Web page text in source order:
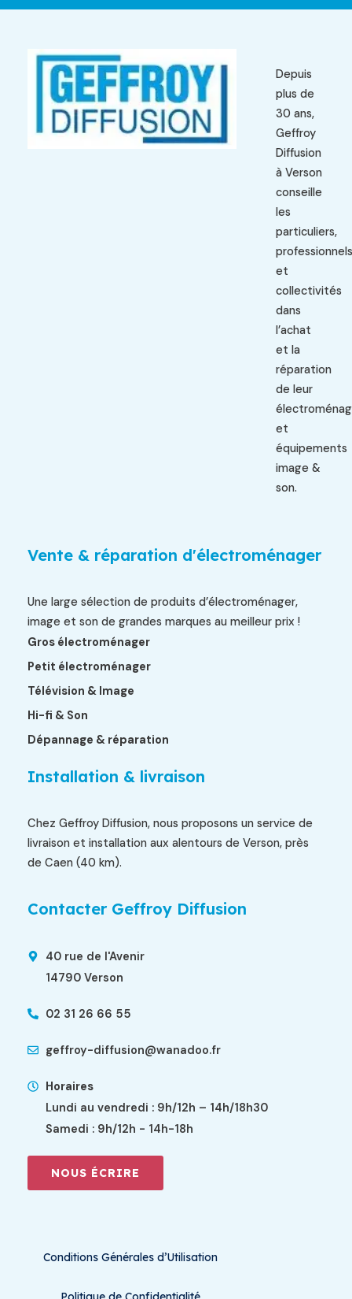
Depuis
plus de
30 ans,
Geffroy
Diffusion
à Verson
conseille
les
particuliers,
professionnels
et
collectivités
dans
l’achat
et la
réparation
de leur
et
équipements
image &
son.
Vente & réparation d'électroménager
Une large sélection de produits d’électroménager,
image et son de grandes marques au meilleur prix !
Gros électroménager
Petit électroménager
Télévision & Image
Hi-fi & Son
Dépannage & réparation
Installation & livraison
Chez Geffroy Diffusion, nous proposons un service de
livraison et installation aux alentours de Verson, près
de Caen (40 km).
Contacter Geffroy Diffusion
40 rue de l'Avenir
14790 Verson
02 31 26 66 55
geffroy-diffusion@wanadoo.fr
Horaires
Lundi au vendredi : 9h/12h – 14h/18h30
Samedi : 9h/12h - 14h-18h
NOUS ÉCRIRE
Conditions Générales d’Utilisation